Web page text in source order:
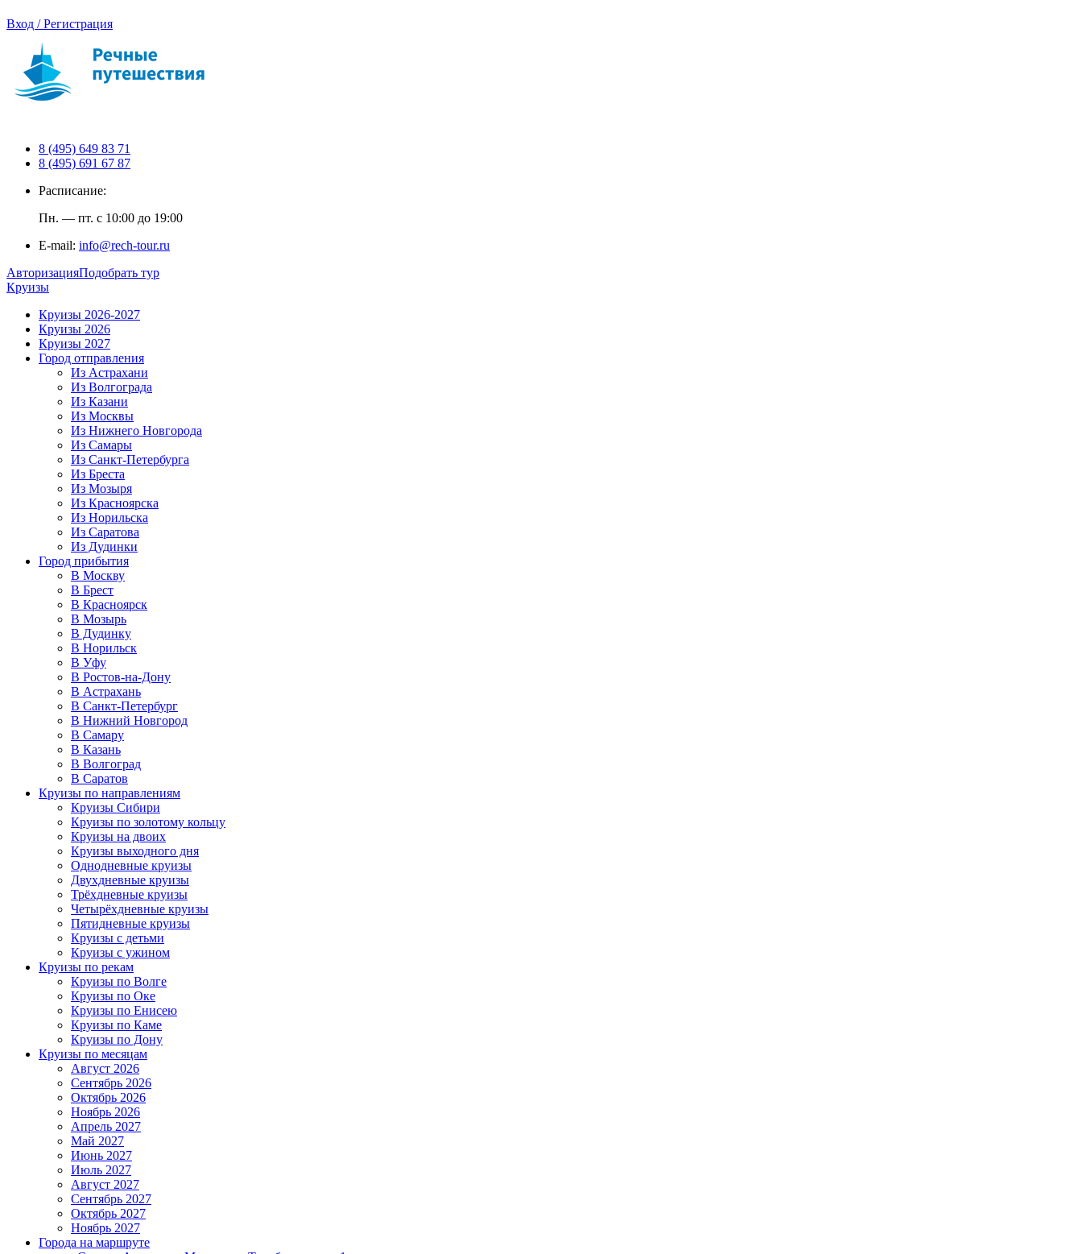
Вход / Регистрация
8 (495) 649 83 71
8 (495) 691 67 87
Расписание:
Пн. — пт. с 10:00 до 19:00
E-mail: info@rech-tour.ru
АвторизацияПодобрать тур
Круизы
Круизы 2026-2027
Круизы 2026
Круизы 2027
Город отправления
Из Астрахани
Из Волгограда
Из Казани
Из Москвы
Из Нижнего Новгорода
Из Самары
Из Санкт-Петербурга
Из Бреста
Из Мозыря
Из Красноярска
Из Норильска
Из Саратова
Из Дудинки
Город прибытия
В Москву
В Брест
В Красноярск
В Мозырь
В Дудинку
В Норильск
В Уфу
В Ростов-на-Дону
В Астрахань
В Санкт-Петербург
В Нижний Новгород
В Самару
В Казань
В Волгоград
В Саратов
Круизы по направлениям
Круизы Сибири
Круизы по золотому кольцу
Круизы на двоих
Круизы выходного дня
Однодневные круизы
Двухдневные круизы
Трёхдневные круизы
Четырёхдневные круизы
Пятидневные круизы
Круизы с детьми
Круизы с ужином
Круизы по рекам
Круизы по Волге
Круизы по Оке
Круизы по Енисею
Круизы по Каме
Круизы по Дону
Круизы по месяцам
Август 2026
Сентябрь 2026
Октябрь 2026
Ноябрь 2026
Апрель 2027
Май 2027
Июнь 2027
Июль 2027
Август 2027
Сентябрь 2027
Октябрь 2027
Ноябрь 2027
Города на маршруте